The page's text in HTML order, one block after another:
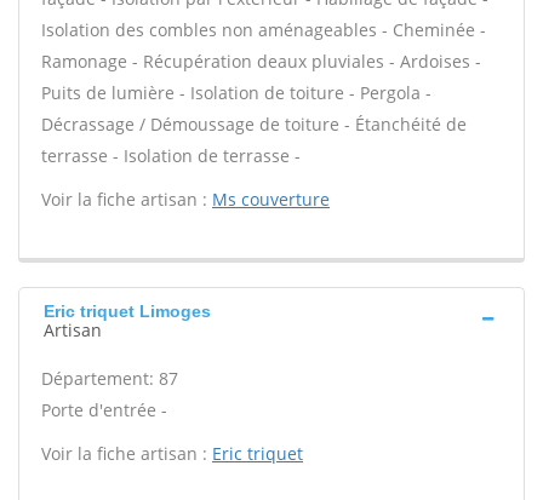
Isolation des combles non aménageables - Cheminée -
Ramonage - Récupération deaux pluviales - Ardoises -
Puits de lumière - Isolation de toiture - Pergola -
Décrassage / Démoussage de toiture - Étanchéité de
terrasse - Isolation de terrasse -
Voir la fiche artisan : Ms couverture
Eric triquet Limoges
Artisan
Département: 87
Porte d'entrée -
Voir la fiche artisan : Eric triquet